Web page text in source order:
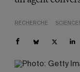
RECHERCHE